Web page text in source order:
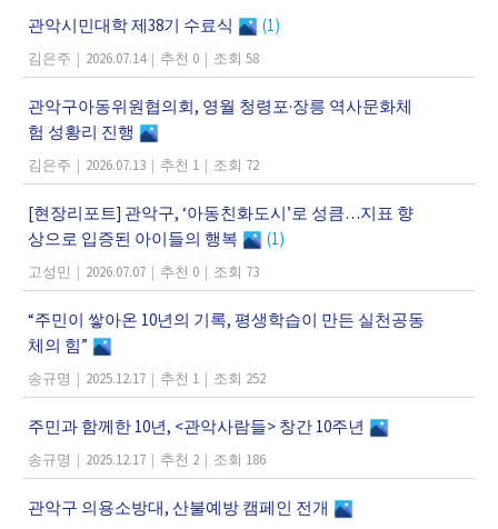
관악시민대학 제38기 수료식 (1)
김은주 | 2026.07.14 | 추천 0 | 조회 58
관악구아동위원협의회, 영월 청령포·장릉 역사문화체
험 성황리 진행
김은주 | 2026.07.13 | 추천 1 | 조회 72
[현장리포트] 관악구, ‘아동친화도시’로 성큼…지표 향
상으로 입증된 아이들의 행복
(1)
고성민 | 2026.07.07 | 추천 0 | 조회 73
“주민이 쌓아온 10년의 기록, 평생학습이 만든 실천공동
체의 힘”
송규명 | 2025.12.17 | 추천 1 | 조회 252
주민과 함께한 10년, <관악사람들> 창간 10주년
송규명 | 2025.12.17 | 추천 2 | 조회 186
관악구 의용소방대, 산불예방 캠페인 전개